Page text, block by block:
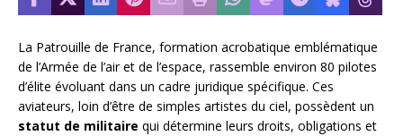
La Patrouille de France, formation acrobatique emblématique
de l’Armée de l’air et de l’espace, rassemble environ 80 pilotes
d’élite évoluant dans un cadre juridique spécifique. Ces
aviateurs, loin d’être de simples artistes du ciel, possèdent un
statut de militaire qui détermine leurs droits, obligations et